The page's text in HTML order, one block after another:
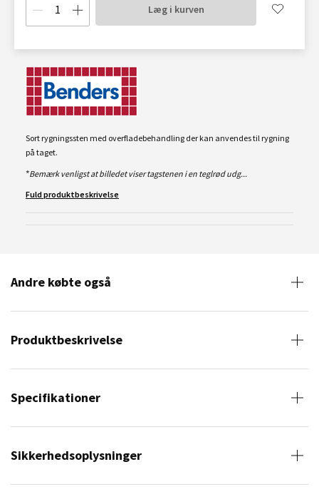
Læg i kurven
Sort rygningssten med overfladebehandling der kan anvendes til rygning
på taget.
*Bemærk venligst at billedet viser tagstenen i en teglrød udg...
Fuld produktbeskrivelse
Andre købte også
Produktbeskrivelse
Specifikationer
Sikkerhedsoplysninger